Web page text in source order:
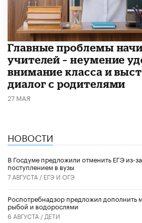
Главные проблемы
учителей – неумение
внимание класса и
диалог с родителями
27 МАЯ
НОВОСТИ
В Госдуме предложили отменить ЕГЭ из-
поступлением в вузы
7 АВГУСТА / ЕГЭ И ОГЭ
Роспотребнадзор предложил дополнить
рыбой и водорослями
6 АВГУСТА / ДЕТИ